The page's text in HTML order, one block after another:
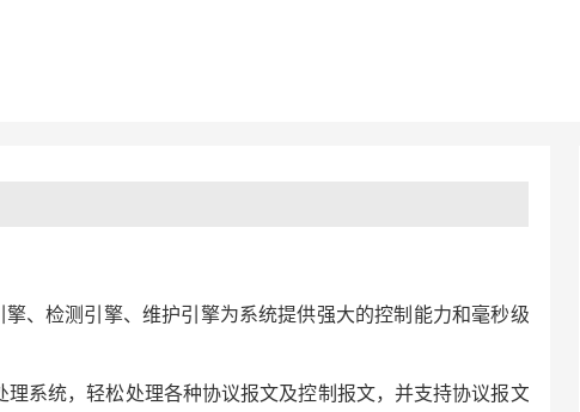
、检测引擎、维护引擎为系统提供强大的控制能力和毫秒级
系统，轻松处理各种协议报文及控制报文，并支持协议报文